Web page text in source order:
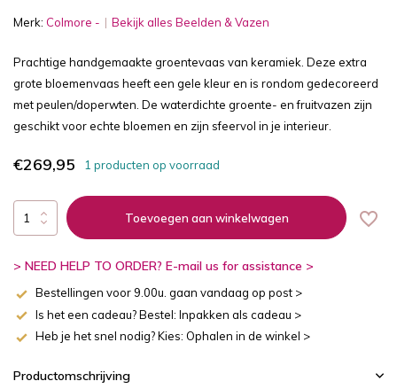
Merk: Colmore - Bekijk alles Beelden & Vazen
Prachtige handgemaakte groentevaas van keramiek. Deze extra
grote bloemenvaas heeft een gele kleur en is rondom gedecoreerd
met peulen/doperwten. De waterdichte groente- en fruitvazen zijn
geschikt voor echte bloemen en zijn sfeervol in je interieur.
€269,95 1 producten op voorraad
Toevoegen aan winkelwagen
> NEED HELP TO ORDER? E-mail us for assistance >
Bestellingen voor 9.00u. gaan vandaag op post >
Is het een cadeau? Bestel: Inpakken als cadeau >
Heb je het snel nodig? Kies: Ophalen in de winkel >
Productomschrijving